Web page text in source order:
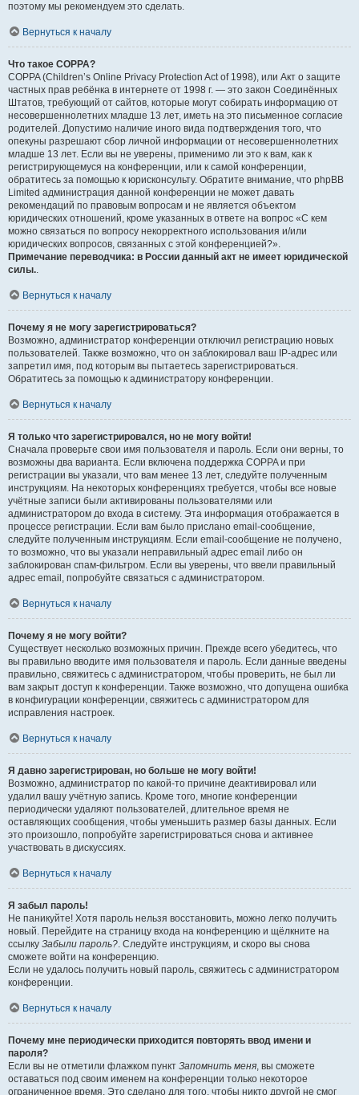
поэтому мы рекомендуем это сделать.
Вернуться к началу
Что такое COPPA?
COPPA (Children’s Online Privacy Protection Act of 1998), или Акт о защите
частных прав ребёнка в интернете от 1998 г. — это закон Соединённых
Штатов, требующий от сайтов, которые могут собирать информацию от
несовершеннолетних младше 13 лет, иметь на это письменное согласие
родителей. Допустимо наличие иного вида подтверждения того, что
опекуны разрешают сбор личной информации от несовершеннолетних
младше 13 лет. Если вы не уверены, применимо ли это к вам, как к
регистрирующемуся на конференции, или к самой конференции,
обратитесь за помощью к юрисконсульту. Обратите внимание, что phpBB
Limited администрация данной конференции не может давать
рекомендаций по правовым вопросам и не является объектом
юридических отношений, кроме указанных в ответе на вопрос «С кем
можно связаться по вопросу некорректного использования и/или
юридических вопросов, связанных с этой конференцией?».
Примечание переводчика: в России данный акт не имеет юридической
силы..
Вернуться к началу
Почему я не могу зарегистрироваться?
Возможно, администратор конференции отключил регистрацию новых
пользователей. Также возможно, что он заблокировал ваш IP-адрес или
запретил имя, под которым вы пытаетесь зарегистрироваться.
Обратитесь за помощью к администратору конференции.
Вернуться к началу
Я только что зарегистрировался, но не могу войти!
Сначала проверьте свои имя пользователя и пароль. Если они верны, то
возможны два варианта. Если включена поддержка COPPA и при
регистрации вы указали, что вам менее 13 лет, следуйте полученным
инструкциям. На некоторых конференциях требуется, чтобы все новые
учётные записи были активированы пользователями или
администратором до входа в систему. Эта информация отображается в
процессе регистрации. Если вам было прислано email-сообщение,
следуйте полученным инструкциям. Если email-сообщение не получено,
то возможно, что вы указали неправильный адрес email либо он
заблокирован спам-фильтром. Если вы уверены, что ввели правильный
адрес email, попробуйте связаться с администратором.
Вернуться к началу
Почему я не могу войти?
Существует несколько возможных причин. Прежде всего убедитесь, что
вы правильно вводите имя пользователя и пароль. Если данные введены
правильно, свяжитесь с администратором, чтобы проверить, не был ли
вам закрыт доступ к конференции. Также возможно, что допущена ошибка
в конфигурации конференции, свяжитесь с администратором для
исправления настроек.
Вернуться к началу
Я давно зарегистрирован, но больше не могу войти!
Возможно, администратор по какой-то причине деактивировал или
удалил вашу учётную запись. Кроме того, многие конференции
периодически удаляют пользователей, длительное время не
оставляющих сообщения, чтобы уменьшить размер базы данных. Если
это произошло, попробуйте зарегистрироваться снова и активнее
участвовать в дискуссиях.
Вернуться к началу
Я забыл пароль!
Не паникуйте! Хотя пароль нельзя восстановить, можно легко получить
новый. Перейдите на страницу входа на конференцию и щёлкните на
ссылку Забыли пароль?. Следуйте инструкциям, и скоро вы снова
сможете войти на конференцию.
Если не удалось получить новый пароль, свяжитесь с администратором
конференции.
Вернуться к началу
Почему мне периодически приходится повторять ввод имени и
пароля?
Если вы не отметили флажком пункт Запомнить меня, вы сможете
оставаться под своим именем на конференции только некоторое
ограниченное время. Это сделано для того, чтобы никто другой не смог